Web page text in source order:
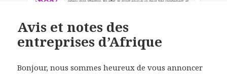
Avis et notes des
entreprises d’Afrique
Bonjour, nous sommes heureux de vous annoncer